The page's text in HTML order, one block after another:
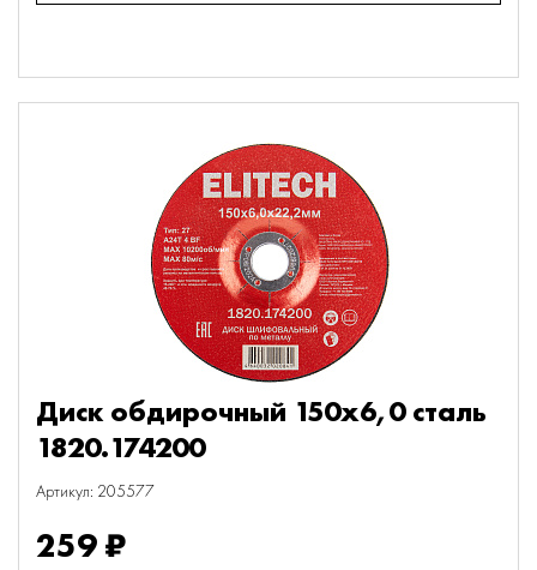
Диск обдирочный 150х6,0 сталь
1820.174200
Артикул: 205577
259 ₽